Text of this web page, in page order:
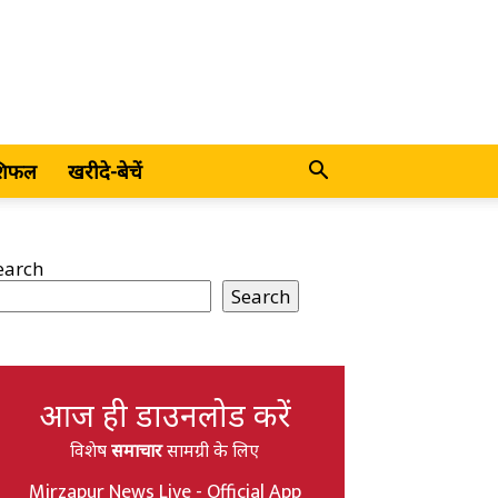
खरीदे-बेचें
Search
आज ही डाउनलोड करें
विशेषसमाचारसामग्री के लिए